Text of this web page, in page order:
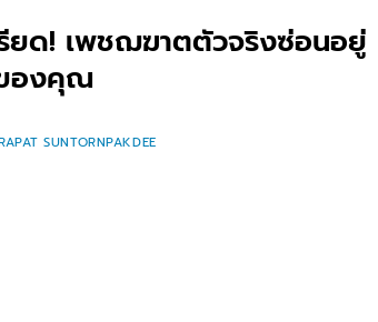
ยด! เพชฌฆาตตัวจริงซ่อนอยู่
องคุณ
SUNTORNPAKDEE